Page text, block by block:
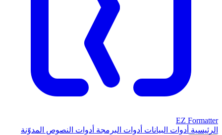
EZ Formatter
الرئيسية أدوات البيانات أدوات البرمجة أدوات النصوص المدوّنة